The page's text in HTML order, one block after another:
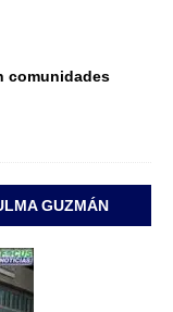
comunidades
GUZMÁN